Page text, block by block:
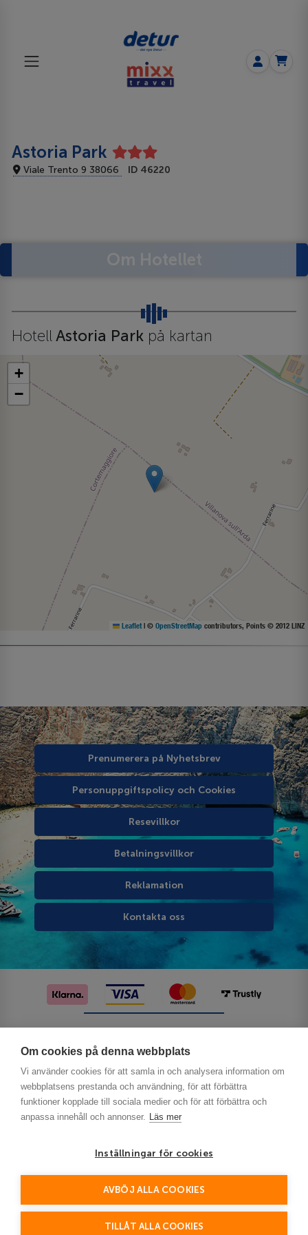
Om cookies på denna webbplats
Vi använder cookies för att samla in och analysera information om
webbplatsens prestanda och användning, för att förbättra
funktioner kopplade till sociala medier och för att förbättra och
anpassa innehåll och annonser. Läs mer
Inställningar för cookies
AVBÖJ ALLA COOKIES
TILLÅT ALLA COOKIES
Astoria Park
Viale Trento 9 38066 ID 46220
HotellAstoria Park på kartan
+
−
Leaflet | © OpenStreetMap contributors, Points © 2012 LINZ
Prenumerera på Nyhetsbrev
Personuppgiftspolicy och Cookies
Resevillkor
Betalningsvillkor
Reklamation
Kontakta oss
This site is protected by reCAPTCHA and the Google
Policy and Terms of Service apply.